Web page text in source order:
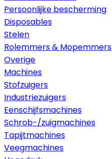
Persoonlijke bescherming
Disposables
Stelen
Rolemmers & Mopemmers
Overige
Machines
Stofzuigers
Industriezuigers
Eenschijfsmachines
Schrob-/zuigmachines
Tapijtmachines
Veegmachines